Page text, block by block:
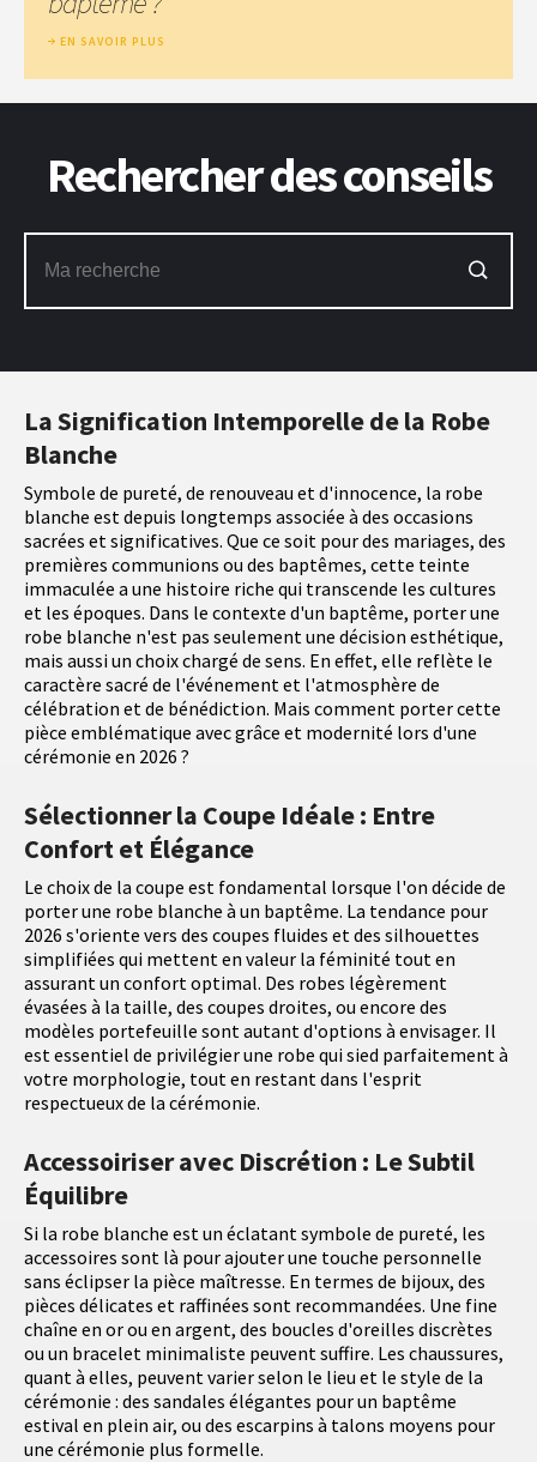
La Signification Intemporelle de la Robe
Blanche
Symbole de pureté, de renouveau et d'innocence, la robe
blanche est depuis longtemps associée à des occasions
sacrées et significatives. Que ce soit pour des mariages, des
premières communions ou des baptêmes, cette teinte
immaculée a une histoire riche qui transcende les cultures
et les époques. Dans le contexte d'un baptême, porter une
robe blanche n'est pas seulement une décision esthétique,
mais aussi un choix chargé de sens. En effet, elle reflète le
caractère sacré de l'événement et l'atmosphère de
célébration et de bénédiction. Mais comment porter cette
pièce emblématique avec grâce et modernité lors d'une
cérémonie en 2026 ?
Sélectionner la Coupe Idéale : Entre
Confort et Élégance
Le choix de la coupe est fondamental lorsque l'on décide de
porter une robe blanche à un baptême. La tendance pour
2026 s'oriente vers des coupes fluides et des silhouettes
simplifiées qui mettent en valeur la féminité tout en
assurant un confort optimal. Des robes légèrement
évasées à la taille, des coupes droites, ou encore des
modèles portefeuille sont autant d'options à envisager. Il
est essentiel de privilégier une robe qui sied parfaitement à
votre morphologie, tout en restant dans l'esprit
respectueux de la cérémonie.
Accessoiriser avec Discrétion : Le Subtil
Équilibre
Si la robe blanche est un éclatant symbole de pureté, les
accessoires sont là pour ajouter une touche personnelle
sans éclipser la pièce maîtresse. En termes de bijoux, des
pièces délicates et raffinées sont recommandées. Une fine
chaîne en or ou en argent, des boucles d'oreilles discrètes
ou un bracelet minimaliste peuvent suffire. Les chaussures,
quant à elles, peuvent varier selon le lieu et le style de la
cérémonie : des sandales élégantes pour un baptême
estival en plein air, ou des escarpins à talons moyens pour
une cérémonie plus formelle.
EN SAVOIR PLUS
Rechercher des conseils